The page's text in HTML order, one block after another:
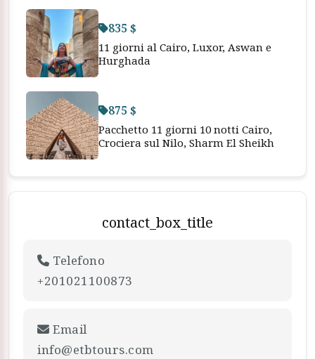
835 $
11 giorni al Cairo, Luxor, Aswan e
Hurghada
875 $
Pacchetto 11 giorni 10 notti Cairo,
Crociera sul Nilo, Sharm El Sheikh
contact_box_title
Telefono
+201021100873
Email
info@etbtours.com